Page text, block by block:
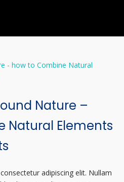
Nature –
Natural Elements
adipiscing elit. Nullam